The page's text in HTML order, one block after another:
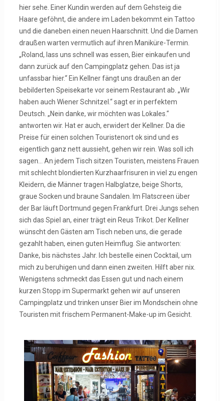
hier sehe. Einer Kundin werden auf dem Gehsteig die
Haare geföhnt, die andere im Laden bekommt ein Tattoo
und die daneben einen neuen Haarschnitt. Und die Damen
draußen warten vermutlich auf ihren Maniküre-Termin.
„Roland, lass uns schnell was essen, Bier einkaufen und
dann zurück auf den Campingplatz gehen. Das ist ja
unfassbar hier.“ Ein Kellner fängt uns draußen an der
bebilderten Speisekarte vor seinem Restaurant ab. „Wir
haben auch Wiener Schnitzel.“ sagt er in perfektem
Deutsch. „Nein danke, wir möchten was Lokales.“
antworten wir. Hat er auch, erwidert der Kellner. Da die
Preise für einen solchen Touristenort ok sind und es
eigentlich ganz nett aussieht, gehen wir rein. Was soll ich
sagen… An jedem Tisch sitzen Touristen, meistens Frauen
mit schlecht blondierten Kurzhaarfrisuren in viel zu engen
Kleidern, die Männer tragen Halbglatze, beige Shorts,
graue Socken und braune Sandalen. Im Flatscreen über
der Bar läuft Dortmund gegen Frankfurt. Drei Jungs sehen
sich das Spiel an, einer trägt ein Reus Trikot. Der Kellner
wünscht den Gästen am Tisch neben uns, die gerade
gezahlt haben, einen guten Heimflug. Sie antworten:
Danke, bis nächstes Jahr. Ich bestelle einen Cocktail, um
mich zu beruhigen und dann einen zweiten. Hilft aber nix.
Wenigstens schmeckt das Essen gut und nach einem
kurzen Stopp im Supermarkt gehen wir auf unseren
Campingplatz und trinken unser Bier im Mondschein ohne
Touristen mit frischem Permanent-Make-up im Gesicht.